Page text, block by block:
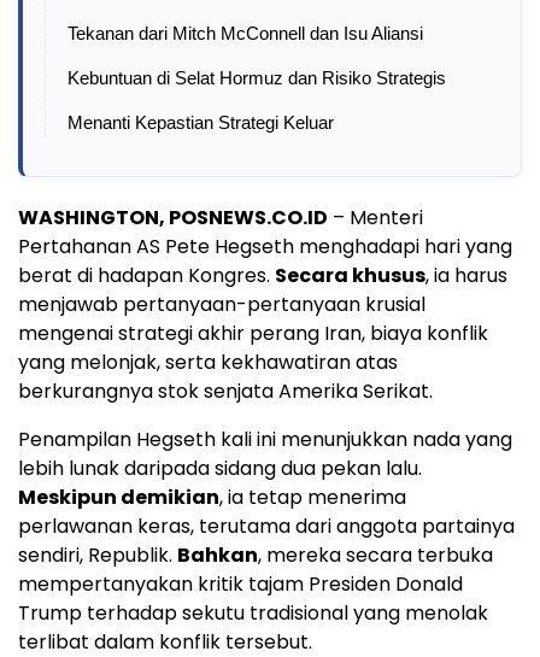
Tekanan dari Mitch McConnell dan Isu Aliansi
Kebuntuan di Selat Hormuz dan Risiko Strategis
Menanti Kepastian Strategi Keluar
WASHINGTON, POSNEWS.CO.ID – Menteri
Pertahanan AS Pete Hegseth menghadapi hari yang
berat di hadapan Kongres. Secara khusus, ia harus
menjawab pertanyaan-pertanyaan krusial
mengenai strategi akhir perang Iran, biaya konflik
yang melonjak, serta kekhawatiran atas
berkurangnya stok senjata Amerika Serikat.
Penampilan Hegseth kali ini menunjukkan nada yang
lebih lunak daripada sidang dua pekan lalu.
Meskipun demikian, ia tetap menerima
perlawanan keras, terutama dari anggota partainya
sendiri, Republik. Bahkan, mereka secara terbuka
mempertanyakan kritik tajam Presiden Donald
Trump terhadap sekutu tradisional yang menolak
terlibat dalam konflik tersebut.